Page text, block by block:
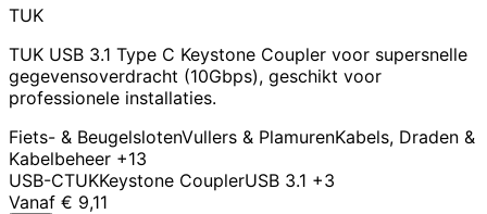
TUK
TUK USB 3.1 Type C Keystone Coupler voor supersnelle
gegevensoverdracht (10Gbps), geschikt voor
professionele installaties.
Fiets- & BeugelslotenVullers & PlamurenKabels, Draden &
Kabelbeheer +13
USB-CTUKKeystone CouplerUSB 3.1 +3
Vanaf € 9,11